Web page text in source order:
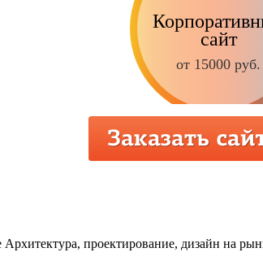
сайт
от 15000 руб.
проектирование, дизайн на